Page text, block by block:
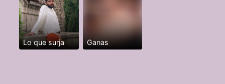
Lo que surja Ganas